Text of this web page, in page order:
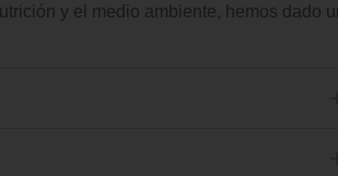
y el medio ambiente, hemos dado